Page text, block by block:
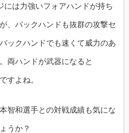
には力強いフォアハンドが持ち
、バックハンドも抜群の攻撃セ
ックハンドでも速くて威力のあ
両ハンドが武器になると
すよね。
智和選手との対戦成績も気にな
うか？